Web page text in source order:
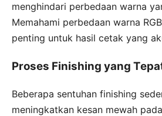
menghindari perbedaan warna
Memahami perbedaan warna
penting untuk hasil cetak yang
Proses Finishing yang
Beberapa sentuhan finishing
meningkatkan kesan mewah